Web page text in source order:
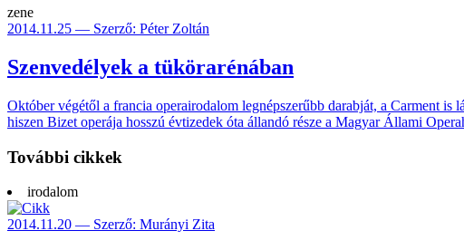
zene
2014.11.25 — Szerző: Péter Zoltán
Szenvedélyek a tükörarénában
Október végétől a francia opera­irodalom legnép­szerűbb darabját, a Carment
hiszen Bizet ope­rája hosszú évti­zedek óta állandó része a Magyar Állami
További cikkek
irodalom
2014.11.20 — Szerző: Murányi Zita